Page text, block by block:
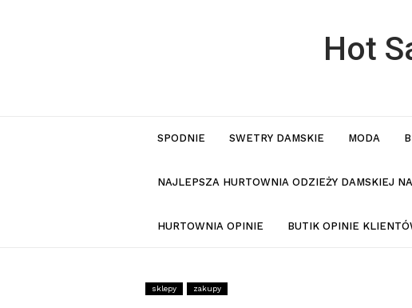
Hot
SPODNIE SWETRY DAMSKIE MODA
NAJLEPSZA HURTOWNIA ODZIEŻY DAMSKIEJ
HURTOWNIA OPINIE BUTIK OPINIE
sklepy zakupy